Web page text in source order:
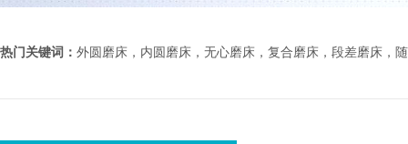
热门关键词： 外圆磨床，内圆磨床，无心磨床，复合磨床，段差磨床，